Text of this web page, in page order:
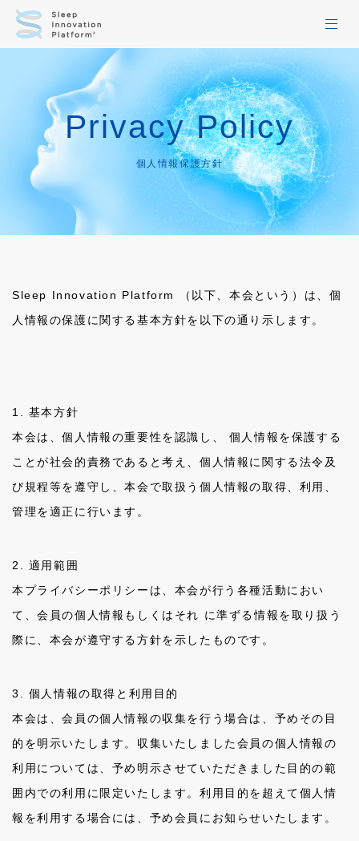
HOME
お知らせ一覧
活動レポート一覧
コラム
当会について
WG2
Privacy Policy
個人情報保護方針
Sleep Innovation Platform （以下、本会という）は、個
人情報の保護に関する基本方針を以下の通り示します。
1. 基本方針
本会は、個人情報の重要性を認識し、 個人情報を保護する
ことが社会的責務であると考え、個人情報に関する法令及
び規程等を遵守し、本会で取扱う個人情報の取得、利用、
管理を適正に行います。
2. 適用範囲
本プライバシーポリシーは、本会が行う各種活動におい
て、会員の個人情報もしくはそれ に準ずる情報を取り扱う
際に、本会が遵守する方針を示したものです。
3. 個人情報の取得と利用目的
本会は、会員の個人情報の収集を行う場合は、予めその目
的を明示いたします。収集いたしました会員の個人情報の
利用については、予め明示させていただきました目的の範
囲内での利用に限定いたします。利用目的を超えて個人情
報を利用する場合には、予め会員にお知らせいたします。